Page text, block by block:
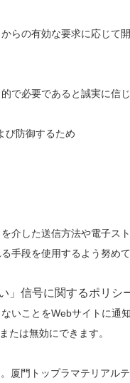
らの有効な要求に応じて
必要であると誠実に信
び防御するため
した送信方法や電子ス
手段を使用するよう努め
」信号に関するポリシ
ことをWebサイトに通
たは無効にできます。
厦門トップラマテリアル